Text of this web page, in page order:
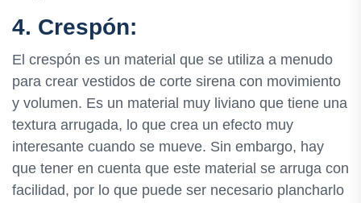
4. Crespón:
El crespón es un material que se utiliza a menudo
para crear vestidos de corte sirena con movimiento
y volumen. Es un material muy liviano que tiene una
textura arrugada, lo que crea un efecto muy
interesante cuando se mueve. Sin embargo, hay
que tener en cuenta que este material se arruga con
facilidad, por lo que puede ser necesario plancharlo